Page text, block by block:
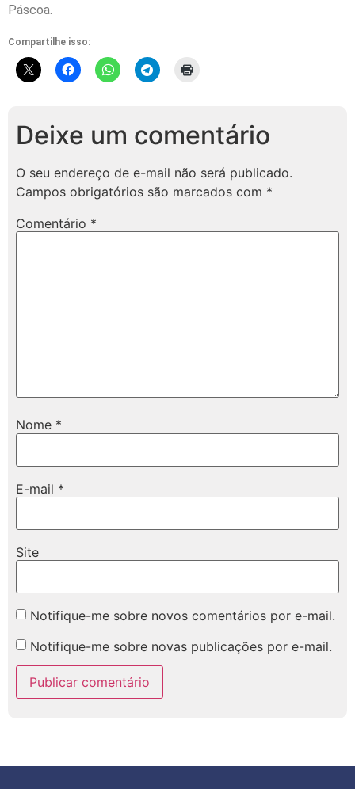
Páscoa.
Compartilhe isso:
Deixe um comentário
O seu endereço de e-mail não será publicado.
Campos obrigatórios são marcados com *
Comentário *
Nome *
E-mail *
Site
Notifique-me sobre novos comentários por e-mail.
Notifique-me sobre novas publicações por e-mail.